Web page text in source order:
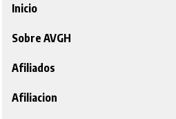
Inicio
Sobre AVGH
Afiliados
Afiliacion